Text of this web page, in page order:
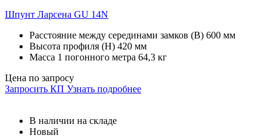
Шпунт Ларсена GU 14N
Расстояние между серединами замков (В) 600 мм
Высота профиля (Н) 420 мм
Масса 1 погонного метра 64,3 кг
Цена по запросу
Запросить КП Узнать подробнее
В наличии на складе
Новый